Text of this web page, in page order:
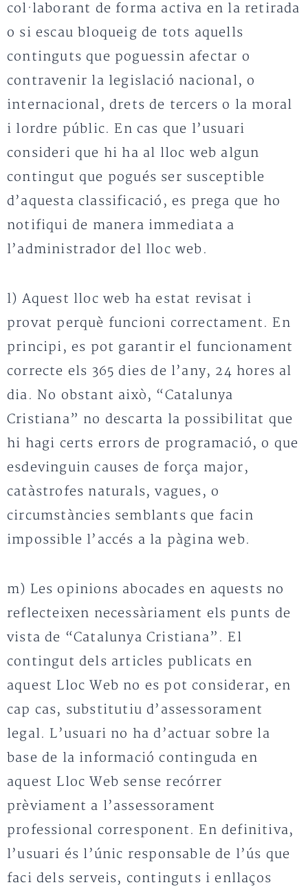
col·laborant de forma activa en la retirada
o si escau bloqueig de tots aquells
continguts que poguessin afectar o
contravenir la legislació nacional, o
internacional, drets de tercers o la moral
i lordre públic. En cas que l’usuari
consideri que hi ha al lloc web algun
contingut que pogués ser susceptible
d’aquesta classificació, es prega que ho
notifiqui de manera immediata a
l’administrador del lloc web.
l) Aquest lloc web ha estat revisat i
provat perquè funcioni correctament. En
principi, es pot garantir el funcionament
correcte els 365 dies de l’any, 24 hores al
dia. No obstant això, “Catalunya
Cristiana” no descarta la possibilitat que
hi hagi certs errors de programació, o que
esdevinguin causes de força major,
catàstrofes naturals, vagues, o
circumstàncies semblants que facin
impossible l’accés a la pàgina web.
m) Les opinions abocades en aquests no
reflecteixen necessàriament els punts de
vista de “Catalunya Cristiana”. El
contingut dels articles publicats en
aquest Lloc Web no es pot considerar, en
cap cas, substitutiu d’assessorament
legal. L’usuari no ha d’actuar sobre la
base de la informació continguda en
aquest Lloc Web sense recórrer
prèviament a l’assessorament
professional corresponent. En definitiva,
l’usuari és l’únic responsable de l’ús que
faci dels serveis, continguts i enllaços